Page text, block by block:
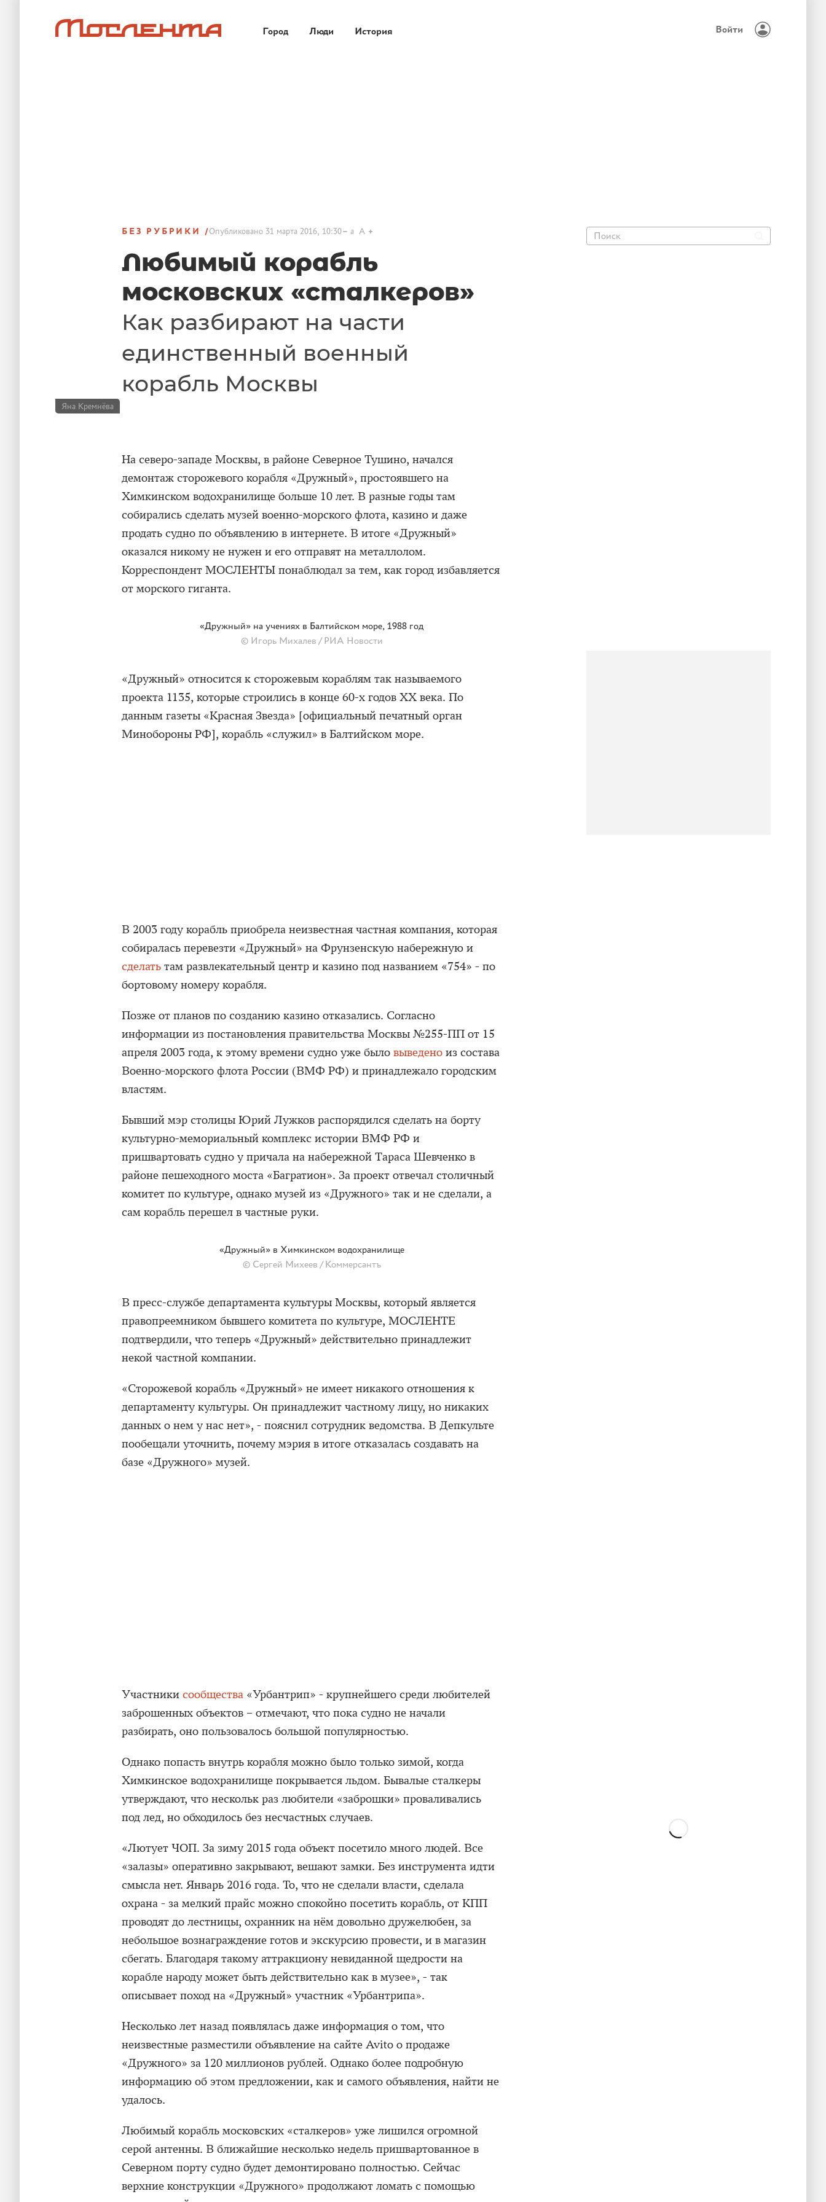
Город Люди История Войти
БЕЗ РУБРИКИ Опубликовано 31 марта 2016, 10:30 a A
Любимый корабль
московских «сталкеров»
Как разбирают на части
единственный военный
корабль Москвы
Яна Кремнёва
На северо-западе Москвы, в районе Северное Тушино, начался
демонтаж сторожевого корабля «Дружный», простоявшего на
Химкинском водохранилище больше 10 лет. В разные годы там
собирались сделать музей военно-морского флота, казино и даже
продать судно по объявлению в интернете. В итоге «Дружный»
оказался никому не нужен и его отправят на металлолом.
Корреспондент МОСЛЕНТЫ понаблюдал за тем, как город избавляется
от морского гиганта.
«Дружный» на учениях в Балтийском море, 1988 год
© Игорь Михалев / РИА Новости
«Дружный» относится к сторожевым кораблям так называемого
проекта 1135, которые строились в конце 60-х годов XX века. По
данным газеты «Красная Звезда» [официальный печатный орган
Минобороны РФ], корабль «служил» в Балтийском море.
В 2003 году корабль приобрела неизвестная частная компания, которая
собиралась перевезти «Дружный» на Фрунзенскую набережную и
сделать там развлекательный центр и казино под названием «754» - по
бортовому номеру корабля.
Позже от планов по созданию казино отказались. Согласно
информации из постановления правительства Москвы №255-ПП от 15
апреля 2003 года, к этому времени судно уже было выведено из состава
Военно-морского флота России (ВМФ РФ) и принадлежало городским
властям.
Бывший мэр столицы Юрий Лужков распорядился сделать на борту
культурно-мемориальный комплекс истории ВМФ РФ и
пришвартовать судно у причала на набережной Тараса Шевченко в
районе пешеходного моста «Багратион». За проект отвечал столичный
комитет по культуре, однако музей из «Дружного» так и не сделали, а
сам корабль перешел в частные руки.
«Дружный» в Химкинском водохранилище
© Сергей Михеев / Коммерсантъ
В пресс-службе департамента культуры Москвы, который является
правопреемником бывшего комитета по культуре, МОСЛЕНТЕ
подтвердили, что теперь «Дружный» действительно принадлежит
некой частной компании.
«Сторожевой корабль «Дружный» не имеет никакого отношения к
департаменту культуры. Он принадлежит частному лицу, но никаких
данных о нем у нас нет», - пояснил сотрудник ведомства. В Депкульте
пообещали уточнить, почему мэрия в итоге отказалась создавать на
базе «Дружного» музей.
Участники сообщества «Урбантрип» - крупнейшего среди любителей
заброшенных объектов – отмечают, что пока судно не начали
разбирать, оно пользовалось большой популярностью.
Однако попасть внутрь корабля можно было только зимой, когда
Химкинское водохранилище покрывается льдом. Бывалые сталкеры
утверждают, что нескольк раз любители «заброшки» проваливались
под лед, но обходилось без несчастных случаев.
«Лютует ЧОП. За зиму 2015 года объект посетило много людей. Все
«залазы» оперативно закрывают, вешают замки. Без инструмента идти
смысла нет. Январь 2016 года. То, что не сделали власти, сделала
охрана - за мелкий прайс можно спокойно посетить корабль, от КПП
проводят до лестницы, охранник на нём довольно дружелюбен, за
небольшое вознаграждение готов и экскурсию провести, и в магазин
сбегать. Благодаря такому аттракциону невиданной щедрости на
корабле народу может быть действительно как в музее», - так
описывает поход на «Дружный» участник «Урбантрипа».
Несколько лет назад появлялась даже информация о том, что
неизвестные разместили объявление на сайте Avito о продаже
«Дружного» за 120 миллионов рублей. Однако более подробную
информацию об этом предложении, как и самого объявления, найти не
удалось.
Любимый корабль московских «сталкеров» уже лишился огромной
серой антенны. В ближайшие несколько недель пришвартованное в
Северном порту судно будет демонтировано полностью. Сейчас
верхние конструкции «Дружного» продолжают ломать с помощью